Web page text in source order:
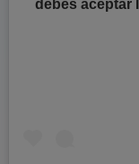
debes aceptar